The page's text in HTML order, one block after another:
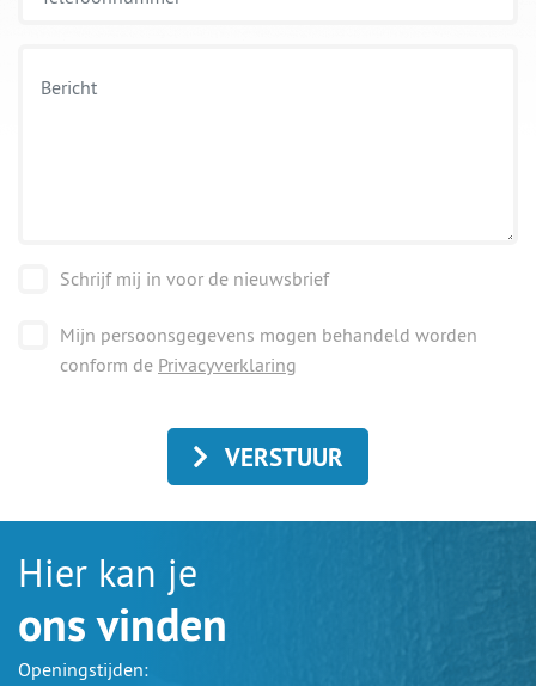
Schrijf mij in voor de nieuwsbrief
Mijn persoonsgegevens mogen behandeld worden
conform de Privacyverklaring
VERSTUUR
Hier kan je
ons vinden
Openingstijden: